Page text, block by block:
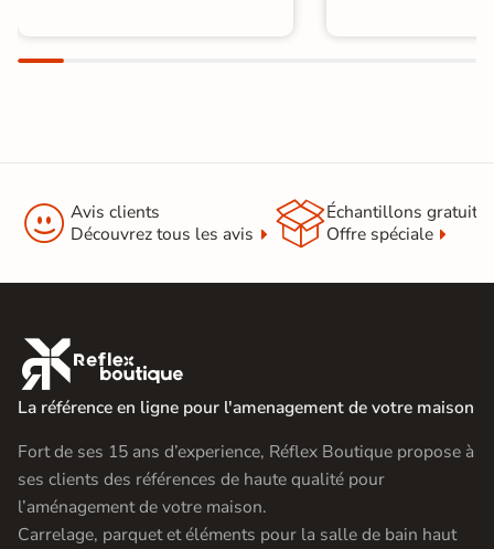
 Avis clients
Découvrez tous les avis
Échantillons gratuit
Offre spéciale

La référence en ligne pour l'amenagement de votre maison
Fort de ses 15 ans d’experience, Réflex Boutique propose à
ses clients des références de haute qualité pour
l’aménagement de votre maison.
Carrelage, parquet et éléments pour la salle de bain haut